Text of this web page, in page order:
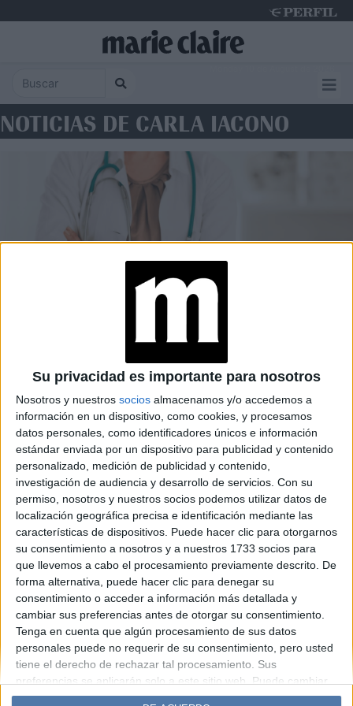
Su privacidad es importante para nosotros
Nosotros y nuestros socios almacenamos y/o accedemos a
información en un dispositivo, como cookies, y procesamos
datos personales, como identificadores únicos e información
estándar enviada por un dispositivo para publicidad y contenido
personalizado, medición de publicidad y contenido,
investigación de audiencia y desarrollo de servicios. Con su
permiso, nosotros y nuestros socios podemos utilizar datos de
localización geográfica precisa e identificación mediante las
características de dispositivos. Puede hacer clic para otorgarnos
su consentimiento a nosotros y a nuestros 1733 socios para
que llevemos a cabo el procesamiento previamente descrito. De
forma alternativa, puede hacer clic para denegar su
consentimiento o acceder a información más detallada y
cambiar sus preferencias antes de otorgar su consentimiento.
Tenga en cuenta que algún procesamiento de sus datos
personales puede no requerir de su consentimiento, pero usted
tiene el derecho de rechazar tal procesamiento. Sus
preferencias se aplicarán solo a este sitio web. Puede cambiar
sus preferencias o retirar su consentimiento en cualquier
NOTICIAS DE CARLA IACONO
Ginecología y mamografías:
la importancia de realizar
chequeos anuales y las
señales que no se deben
ignorar
Espacio Publicitario
Diario Perfil Caras Noticias
Fortuna
Hombre
Weekend Parabrisas
Supercampo